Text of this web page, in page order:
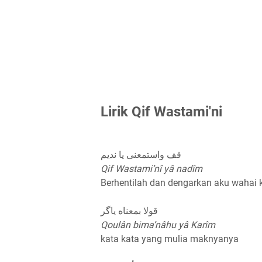
Lirik Qif Wastami'ni
قف واستمعنی يا نديم
Qif Wastami’nî yâ nadîm
Berhentilah dan dengarkan aku wahai
قولا بمعناه ياگر
Qoulân bima’nâhu yâ Karîm
kata kata yang mulia maknyanya